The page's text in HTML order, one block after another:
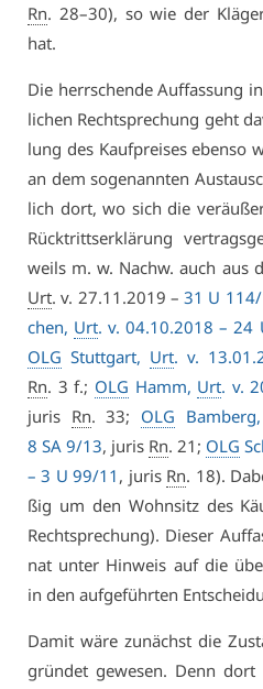
Rn. 28–30), so wie der
hat.
Die herr­schen­de Auf­fas­sung
li­chen Recht­spre­chung geht
lung des Kauf­prei­ses eben­so
an dem so­ge­nann­ten
lich dort, wo sich die
Rück­tritts­er­klä­rung
weils m. w. Nachw. auch aus
Urt. v. 27.11.2019 –31 U
chen, Urt. v. 04.10.2018 – 24
OLG Stutt­gart, Urt. v.
Rn. 3 f.; OLG Hamm, Urt. v.
ju­ris Rn. 33; OLG Bam­berg,
8 SA 9/13, ju­ris Rn. 21; OLG
– 3 U 99/11 , ju­ris Rn. 18).
ßig um den Wohn­sitz des
Recht­spre­chung). Die­ser
nat un­ter Hin­weis auf die
in den auf­ge­führ­ten
Da­mit wä­re zu­nächst die
grün­det ge­we­sen. Denn dort